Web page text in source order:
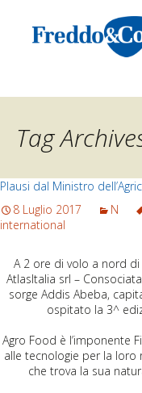
Tag
Plausi dal Ministro
8 Luglio 2017
N
international
A 2 ore di volo a nord di
AtlasItalia srl –
sorge Addis Abeba,
ospitato la 3^
Agro Food è l’imponente
alle tecnologie per la loro
che trova la sua